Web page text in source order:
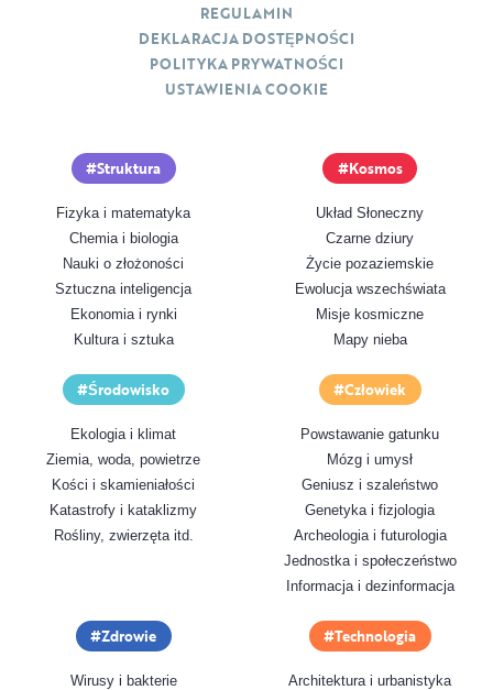
Struktura
Fizyka i matematyka
Chemia i biologia
Nauki o złożoności
Sztuczna inteligencja
Ekonomia i rynki
Kultura i sztuka
Kosmos
Układ Słoneczny
Czarne dziury
Życie pozaziemskie
Ewolucja wszechświata
Misje kosmiczne
Mapy nieba
Środowisko
Ekologia i klimat
Ziemia, woda, powietrze
Kości i skamieniałości
Katastrofy i kataklizmy
Rośliny, zwierzęta itd.
Człowiek
Powstawanie gatunku
Mózg i umysł
Geniusz i szaleństwo
Genetyka i fizjologia
Archeologia i futurologia
Jednostka i społeczeństwo
Informacja i dezinformacja
Zdrowie
Wirusy i bakterie
Technologia
Architektura i urbanistyka
REGULAMIN
DEKLARACJA DOSTĘPNOŚCI
POLITYKA PRYWATNOŚCI
USTAWIENIA COOKIE